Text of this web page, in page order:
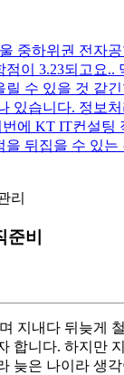
중하위권 전자
점이 3.23되고요..
릴 수 있을 것 같
있습니다. 정보
에 KT IT컨설팅
을 뒤집을 수 있
리
비
지내다 뒤늦게
합니다. 하지만
늦은 나이라 생